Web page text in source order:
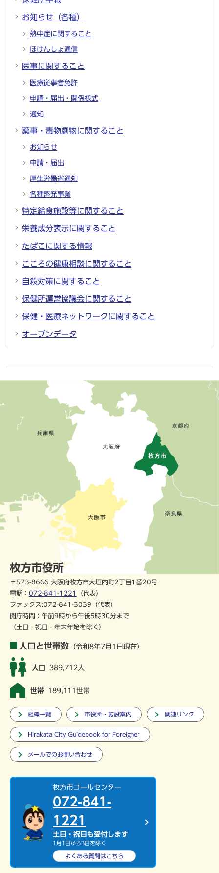
お知らせ（各種）
熱中症に関すること
ほけんしょ通信
医事に関すること
医療従事者免許
申請・届出・関係様式
通知
薬事・毒物劇物に関すること
お知らせ
申請・届出
厚生労働省通知
各種啓発事業
特定給食施設等に関すること
栄養成分表示に関すること
たばこに関する情報
こころの健康相談に関すること
自殺対策に関すること
保健所運営協議会に関すること
保健・医療ネットワークに関すること
オープンデータ
枚方市役所
〒573-8666 大阪府枚方市大垣内町2丁目1番20号
電話： 072-841-1221
（代表）
ファックス:072-841-3039（代表）
開庁時間：午前9時から午後5時30分まで
（土日・祝日・年末年始を除く）
人口と世帯数 （令和8年7月1日現在）
人口 389,712人
世帯 189,111世帯
組織一覧 市役所・施設案内 関連リンク
Hirakata City Guidebook for Foreigner
メールでのお問い合わせ
枚方市コールセンター
072-841-
1221
土日・祝日も受付します
1月1日から3日を除く
よくある質問はこちら